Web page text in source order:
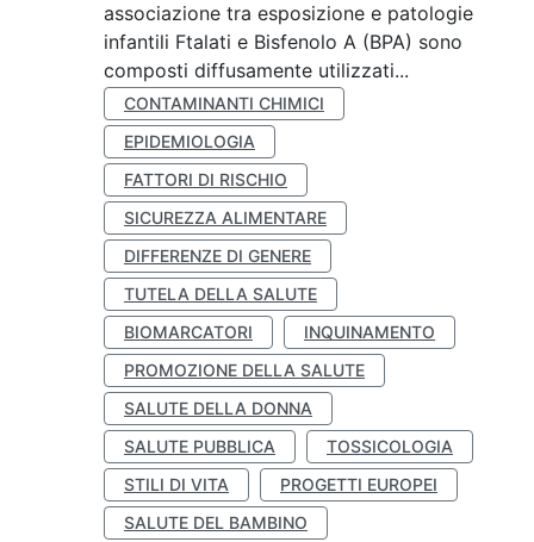
associazione tra esposizione e patologie
infantili Ftalati e Bisfenolo A (BPA) sono
composti diffusamente utilizzati...
CONTAMINANTI CHIMICI
EPIDEMIOLOGIA
FATTORI DI RISCHIO
SICUREZZA ALIMENTARE
DIFFERENZE DI GENERE
TUTELA DELLA SALUTE
BIOMARCATORI
INQUINAMENTO
PROMOZIONE DELLA SALUTE
SALUTE DELLA DONNA
SALUTE PUBBLICA
TOSSICOLOGIA
STILI DI VITA
PROGETTI EUROPEI
SALUTE DEL BAMBINO